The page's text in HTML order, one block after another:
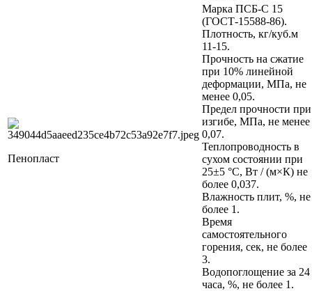
Пенопласт
Марка ПСБ-С 15
(ГОСТ-15588-86).
Плотность, кг/куб.м
11-15.
Прочность на сжатие
при 10% линейной
деформации, МПа, не
менее 0,05.
Предел прочности при
изгибе, МПа, не менее
0,07.
Теплопроводность в
сухом состоянии при
25±5 °C, Вт / (м×К) не
более 0,037.
Влажность плит, %, не
более 1.
Время
самостоятельного
горения, сек, не более
3.
Водопоглощение за 24
часа, %, не более 1.